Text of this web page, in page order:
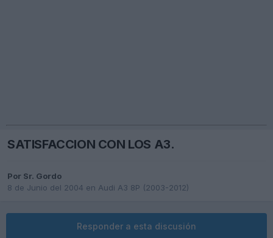
SATISFACCION CON LOS A3.
Por Sr. Gordo
8 de Junio del 2004 en Audi A3 8P (2003-2012)
Responder a esta discusión